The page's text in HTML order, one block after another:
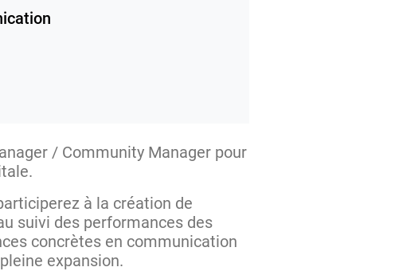
/ Community Manager pour
à la création de
suivi des performances des
concrètes en communication
expansion.